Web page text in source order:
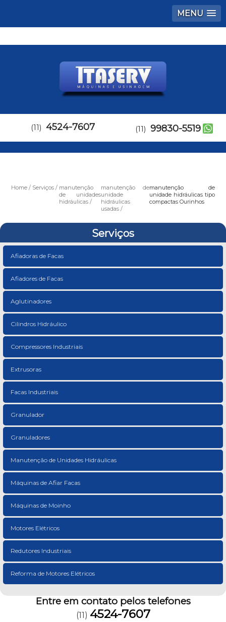
MENU
(11) 4524-7607 (11) 99830-5519
Home Serviços
manutenção
de unidades
hidráulicas
manutenção de
unidade
hidráulicas
usadas
manutenção de
unidade hidráulicas tipo
compactas Ourinhos
Serviços
Afiadoras de Facas
Afiadores de Facas
Aglutinadores
Cilindros Hidráulico
Compressores Industriais
Extrusoras
Facas Industriais
Granulador
Granuladores
Manutenção de Unidades Hidráulicas
Máquinas de Afiar Facas
Máquinas de Moinho
Motores Elétricos
Redutores Industriais
Reforma de Motores Elétricos
Entre em contato pelos telefones
(11) 4524-7607